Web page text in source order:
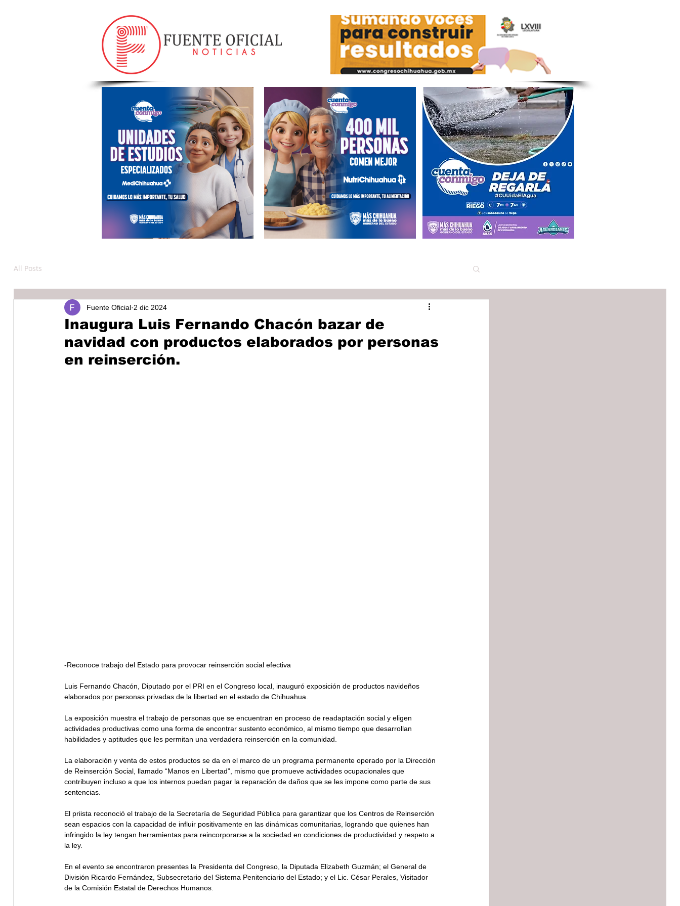
All Posts
Inaugura Luis Fernando Chacón bazar de
navidad con productos elaborados por personas
en reinserción.
Fuente Oficial 2 dic 2024
-Reconoce trabajo del Estado para provocar reinserción social efectiva
Luis Fernando Chacón, Diputado por el PRI en el Congreso local, inauguró exposición de productos navideños
elaborados por personas privadas de la libertad en el estado de Chihuahua.
La exposición muestra el trabajo de personas que se encuentran en proceso de readaptación social y eligen
actividades productivas como una forma de encontrar sustento económico, al mismo tiempo que desarrollan
habilidades y aptitudes que les permitan una verdadera reinserción en la comunidad.
La elaboración y venta de estos productos se da en el marco de un programa permanente operado por la Dirección
de Reinserción Social, llamado “Manos en Libertad”, mismo que promueve actividades ocupacionales que
contribuyen incluso a que los internos puedan pagar la reparación de daños que se les impone como parte de sus
sentencias.
El priista reconoció el trabajo de la Secretaría de Seguridad Pública para garantizar que los Centros de Reinserción
sean espacios con la capacidad de influir positivamente en las dinámicas comunitarias, logrando que quienes han
infringido la ley tengan herramientas para reincorporarse a la sociedad en condiciones de productividad y respeto a
la ley.
En el evento se encontraron presentes la Presidenta del Congreso, la Diputada Elizabeth Guzmán; el General de
División Ricardo Fernández, Subsecretario del Sistema Penitenciario del Estado; y el Lic. César Perales, Visitador
de la Comisión Estatal de Derechos Humanos.